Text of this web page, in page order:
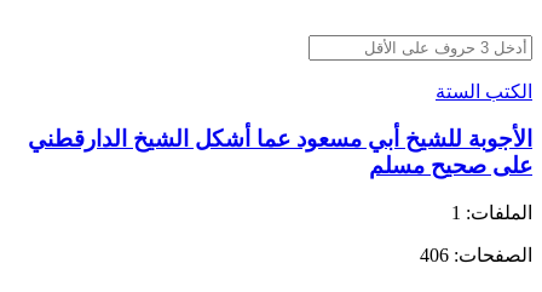
الكتب الستة
الأجوبة للشيخ أبي مسعود عما أشكل الشيخ الدارقطني
على صحيح مسلم
الملفات: 1
الصفحات: 406